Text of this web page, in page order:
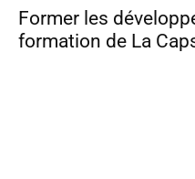
Former les
formation de La